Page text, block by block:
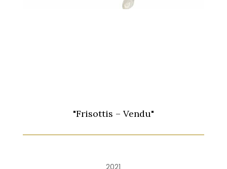
"Frisottis – Vendu"